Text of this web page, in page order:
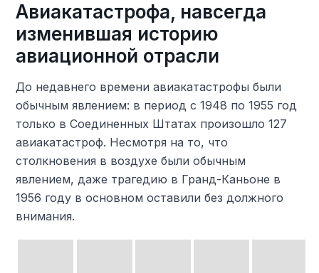
Авиакатастрофа, навсегда
изменившая историю
авиационной отрасли
До недавнего времени авиакатастрофы были
обычным явлением: в период с 1948 по 1955 год
только в Соединенных Штатах произошло 127
авиакатастроф. Несмотря на то, что
столкновения в воздухе были обычным
явлением, даже трагедию в Гранд-Каньоне в
1956 году в основном оставили без должного
внимания.